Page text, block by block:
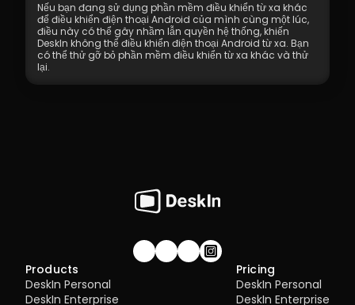
Nếu bạn đang sử dụng phần mềm điều khiển từ xa khác
để điều khiển điện thoại Android của mình cùng một lúc,
điều này có thể gây nhầm lẫn quyền hệ thống, khiến
DeskIn không thể điều khiển điện thoại Android từ xa. Bạn
có thể thử gỡ bỏ phần mềm điều khiển từ xa khác và thử
lại.
Join our community!
Products
DeskIn Personal
DeskIn Enterprise
Pricing
DeskIn Personal
DeskIn Enterprise